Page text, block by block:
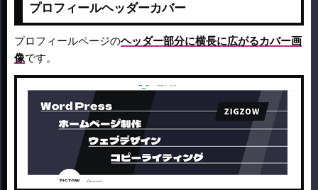
プロフィールヘッダーカバー
プロフィールページのヘッダー部分に横長に広がるカバー画
像です。